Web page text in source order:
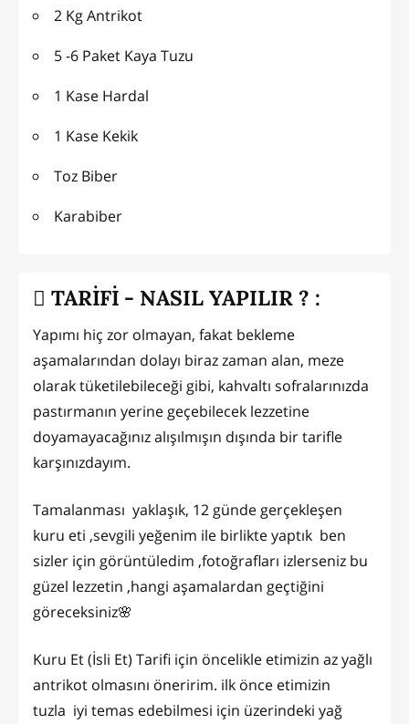
2 Kg Antrikot
5 -6 Paket Kaya Tuzu
1 Kase Hardal
1 Kase Kekik
Toz Biber
Karabiber
TARİFİ - NASIL YAPILIR ? :
Yapımı hiç zor olmayan, fakat bekleme
aşamalarından dolayı biraz zaman alan, meze
olarak tüketilebileceği gibi, kahvaltı sofralarınızda
pastırmanın yerine geçebilecek lezzetine
doyamayacağınız alışılmışın dışında bir tarifle
karşınızdayım.
Tamalanması yaklaşık, 12 günde gerçekleşen
kuru eti ,sevgili yeğenim ile birlikte yaptık ben
sizler için görüntüledim ,fotoğrafları izlerseniz bu
güzel lezzetin ,hangi aşamalardan geçtiğini
göreceksiniz🌸
Kuru Et (İsli Et) Tarifi için öncelikle etimizin az yağlı
antrikot olmasını öneririm. ilk önce etimizin
tuzla iyi temas edebilmesi için üzerindeki yağ